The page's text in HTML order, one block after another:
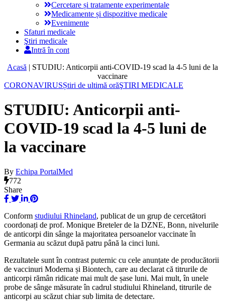
Cercetare și tratamente experimentale
Medicamente și dispozitive medicale
Evenimente
Sfaturi medicale
Ştiri medicale
Intră în cont
Acasă | STUDIU: Anticorpii anti-COVID-19 scad la 4-5 luni de la
vaccinare
CORONAVIRUSȘtiri de ultimă orăŞTIRI MEDICALE
STUDIU: Anticorpii anti-
COVID-19 scad la 4-5 luni de
la vaccinare
By Echipa PortalMed
772
Share
Conform studiului Rhineland, publicat de un grup de cercetători
coordonați de prof. Monique Breteler de la DZNE, Bonn, nivelurile
de anticorpi din sânge la majoritatea persoanelor vaccinate în
Germania au scăzut după patru până la cinci luni.
Rezultatele sunt în contrast puternic cu cele anunțate de producătorii
de vaccinuri Moderna și Biontech, care au declarat că titrurile de
anticorpi rămân ridicate mai mult de șase luni. Mai mult, în unele
probe de sânge măsurate în cadrul studiului Rhineland, titrurile de
anticorpi au scăzut chiar sub limita de detectare.